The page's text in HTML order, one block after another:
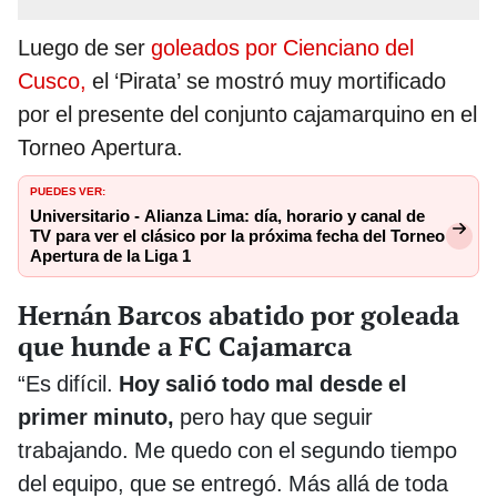
Luego de ser goleados por Cienciano del
Cusco, el ‘Pirata’ se mostró muy mortificado
por el presente del conjunto cajamarquino en el
Torneo Apertura.
PUEDES VER:
Universitario - Alianza Lima: día, horario y canal de
TV para ver el clásico por la próxima fecha del Torneo
Apertura de la Liga 1
Hernán Barcos abatido por goleada
que hunde a FC Cajamarca
“Es difícil. Hoy salió todo mal desde el
primer minuto, pero hay que seguir
trabajando. Me quedo con el segundo tiempo
del equipo, que se entregó. Más allá de toda